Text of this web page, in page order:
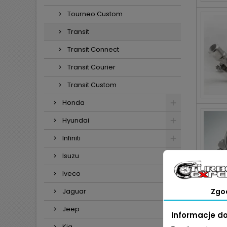
Tourneo Custom
Transit
Transit Connect
Transit Courier
Transit Custom
Honda
Hyundai
Infiniti
Isuzu
Iveco
Jaguar
Jeep
Informacje